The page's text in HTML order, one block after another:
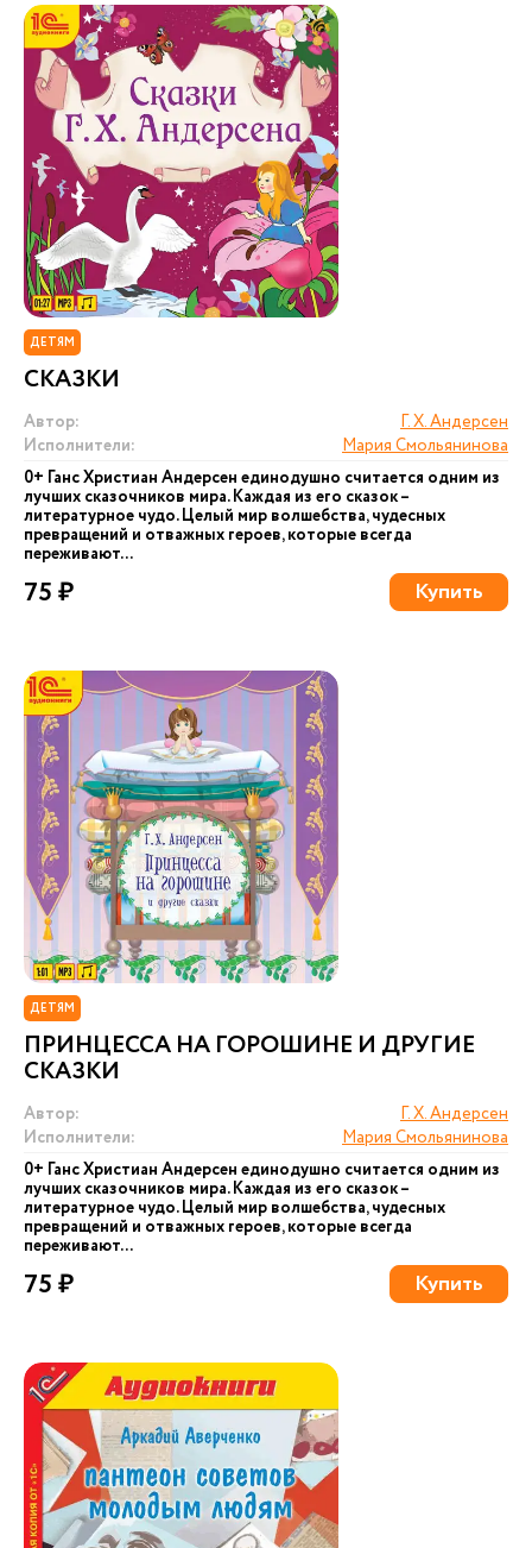
ДЕТЯМ
СКАЗКИ
Автор:
Г. Х. Андерсен
Исполнители:
Мария Смольянинова
0+ Ганс Христиан Андерсен единодушно считается одним из
лучших сказочников мира. Каждая из его сказок –
литературное чудо. Целый мир волшебства, чудесных
превращений и отважных героев, которые всегда
переживают...
75 ₽ Купить
ДЕТЯМ
ПРИНЦЕССА НА ГОРОШИНЕ И ДРУГИЕ
СКАЗКИ
Автор:
Г. Х. Андерсен
Исполнители:
Мария Смольянинова
0+ Ганс Христиан Андерсен единодушно считается одним из
лучших сказочников мира. Каждая из его сказок –
литературное чудо. Целый мир волшебства, чудесных
превращений и отважных героев, которые всегда
переживают...
75 ₽ Купить